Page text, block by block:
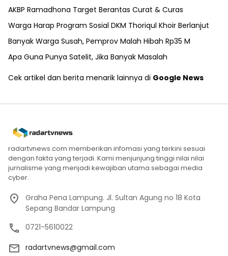
AKBP Ramadhona Target Berantas Curat & Curas
Warga Harap Program Sosial DKM Thoriqul Khoir Berlanjut
Banyak Warga Susah, Pemprov Malah Hibah Rp35 M
Apa Guna Punya Satelit, Jika Banyak Masalah
Cek artikel dan berita menarik lainnya di Google News
radartvnews.com memberikan infomasi yang terkini sesuai
dengan fakta yang terjadi. Kami menjunjung tinggi nilai nilai
jurnalisme yang menjadi kewajiban utama sebagai media
cyber.
Graha Pena Lampung. Jl. Sultan Agung no 18 Kota
Sepang Bandar Lampung
0721-5610022
radartvnews@gmail.com